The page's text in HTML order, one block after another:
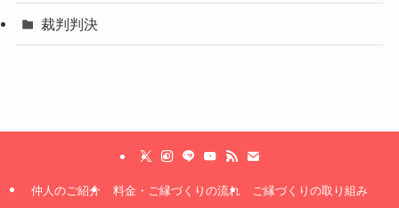
裁判判決
仲人のご紹介 料金・ご縁づくりの流れ ご縁づくりの取り組み